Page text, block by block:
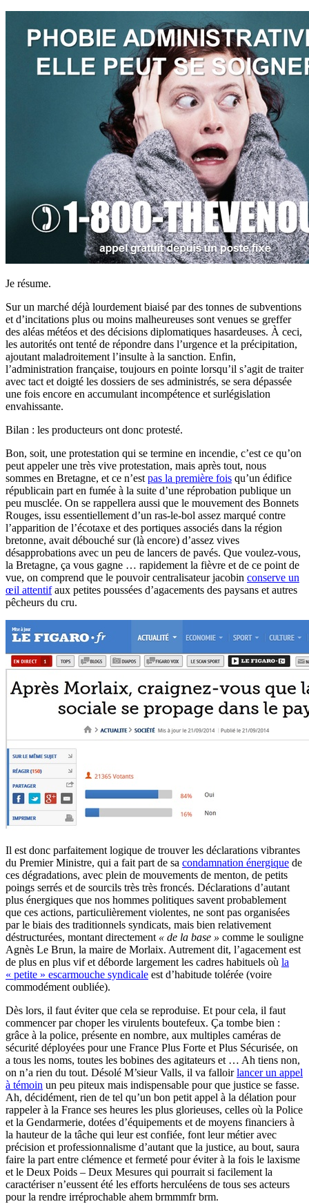
Je résume.
Sur un marché déjà lourdement biaisé par des tonnes de subventions
et d’incitations plus ou moins malheureuses sont venues se greffer
des aléas météos et des décisions diplomatiques hasardeuses. À ceci,
les autorités ont tenté de répondre dans l’urgence et la précipitation,
ajoutant maladroitement l’insulte à la sanction. Enfin,
l’administration française, toujours en pointe lorsqu’il s’agit de traiter
avec tact et doigté les dossiers de ses administrés, se sera dépassée
une fois encore en accumulant incompétence et surlégislation
envahissante.
Bilan : les producteurs ont donc protesté.
Bon, soit, une protestation qui se termine en incendie, c’est ce qu’on
peut appeler une très vive protestation, mais après tout, nous
sommes en Bretagne, et ce n’est pas la première fois qu’un édifice
républicain part en fumée à la suite d’une réprobation publique un
peu musclée. On se rappellera aussi que le mouvement des Bonnets
Rouges, issu essentiellement d’un ras-le-bol assez marqué contre
l’apparition de l’écotaxe et des portiques associés dans la région
bretonne, avait débouché sur (là encore) d’assez vives
désapprobations avec un peu de lancers de pavés. Que voulez-vous,
la Bretagne, ça vous gagne … rapidement la fièvre et de ce point de
vue, on comprend que le pouvoir centralisateur jacobin conserve un
œil attentifaux petites poussées d’agacements des paysans et autres
pêcheurs du cru.
Il est donc parfaitement logique de trouver les déclarations vibrantes
du Premier Ministre, qui a fait part de sa condamnation énergique de
ces dégradations, avec plein de mouvements de menton, de petits
poings serrés et de sourcils très très froncés. Déclarations d’autant
plus énergiques que nos hommes politiques savent probablement
que ces actions, particulièrement violentes, ne sont pas organisées
par le biais des traditionnels syndicats, mais bien relativement
déstructurées, montant directement « de la base » comme le souligne
Agnès Le Brun, la maire de Morlaix. Autrement dit, l’agacement est
de plus en plus vif et déborde largement les cadres habituels où la
« petite » escarmouche syndicale est d’habitude tolérée (voire
commodément oubliée).
Dès lors, il faut éviter que cela se reproduise. Et pour cela, il faut
commencer par choper les virulents boutefeux. Ça tombe bien :
grâce à la police, présente en nombre, aux multiples caméras de
sécurité déployées pour une France Plus Forte et Plus Sécurisée, on
a tous les noms, toutes les bobines des agitateurs et … Ah tiens non,
on n’a rien du tout. Désolé M’sieur Valls, il va falloirlancer un appel
à témoin un peu piteux mais indispensable pour que justice se fasse.
Ah, décidément, rien de tel qu’un bon petit appel à la délation pour
rappeler à la France ses heures les plus glorieuses, celles où la Police
et la Gendarmerie, dotées d’équipements et de moyens financiers à
la hauteur de la tâche qui leur est confiée, font leur métier avec
précision et professionnalisme d’autant que la justice, au bout, saura
faire la part entre clémence et fermeté pour éviter à la fois le laxisme
et le Deux Poids – Deux Mesures qui pourrait si facilement la
caractériser n’eussent été les efforts herculéens de tous ses acteurs
pour la rendre irréprochable ahem brmmmfr brm.